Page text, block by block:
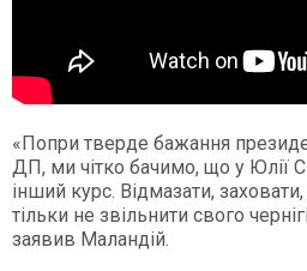
«Попри тверде бажання
ДП, ми чітко бачимо, що у Юлії
інший курс. Відмазати,
тільки не звільнити свого
заявив Маландій.